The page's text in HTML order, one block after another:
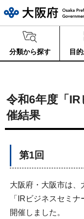
分類から探す 目
令和6年度「
催結果
第1回
大阪府・大阪市は、
「IRビジネスセミ
開催しました。